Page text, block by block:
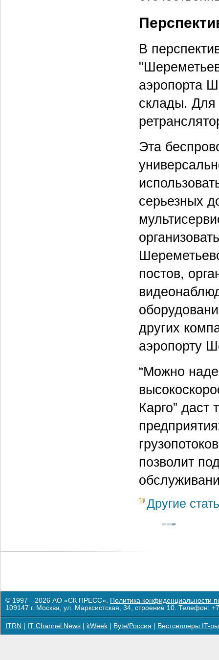
В
аэропорта
склады. Для
Эта
серьезных
постов,
других
аэропорту
“Можно
Карго” даст
позволит
Другие
© 1997—2026 АО «СК ПРЕСС». Политика конфиденциальности
109147 г. Москва, ул. Марксистская, 34, строение 10. Телефон:
ITRN IT Channel News itWeek Byte/Россия Бестселлеры IT-